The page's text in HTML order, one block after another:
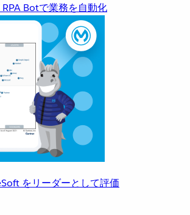
Botで業務を自動化
をリーダーとして評価